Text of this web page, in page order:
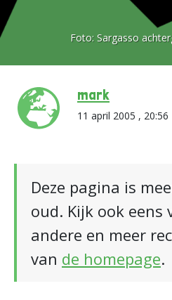
Foto: Sargasso
mark
11 april 2005 , 20:56
Deze pagina is
oud. Kijk ook eens
andere en meer
van de homepage.